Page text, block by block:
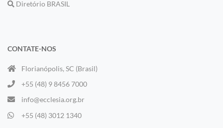
Diretório BRASIL
CONTATE-NOS
Florianópolis, SC (Brasil)
+55 (48) 9 8456 7000
info@ecclesia.org.br
+55 (48) 3012 1340